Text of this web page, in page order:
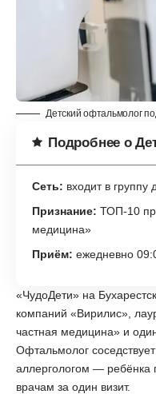
Детский офтальмолог
Подробнее о
Сеть: входит в группу
Признание: ТОП-10
медицина»
Приём: ежедневно
«ЧудоДети» на
компаний «Вирилис»,
частная медицина» и
Офтальмолог
аллергологом — ребёнка
врачам за один визит.